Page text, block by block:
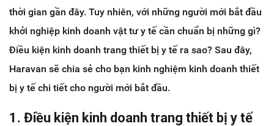
thời gian gần đây. Tuy nhiên, với những người mới bắt đầu
khởi nghiệp kinh doanh vật tư y tế cần chuẩn bị những gì?
Điều kiện kinh doanh trang thiết bị y tế ra sao? Sau đây,
Haravan sẽ chia sẻ cho bạn kinh nghiệm kinh doanh thiết
bị y tế chi tiết cho người mới bắt đầu.
1. Điều kiện kinh doanh trang thiết bị y tế